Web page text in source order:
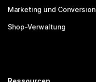
Marketing und Conversion
Shop-Verwaltung